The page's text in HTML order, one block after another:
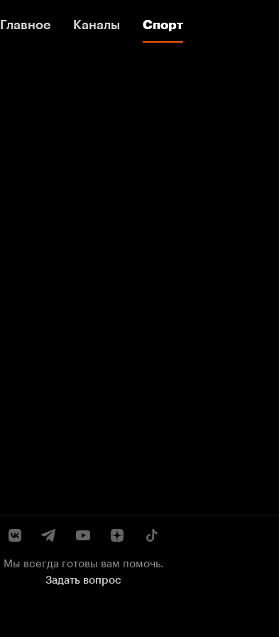
Главное Каналы Спорт
Главное Каналы Спорт
Мы всегда готовы вам помочь.
Задать вопрос